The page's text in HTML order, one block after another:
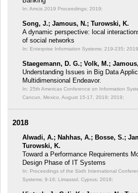
In: Amcis 2019 Proceedings; 2019;
Song, J.; Jamous, N.; Turowski, K.
A dynamic perspective: local
of social networks
In: Enterprise Information Systems; 219-235;
Staegemann, D. G.; Volk, M.;
Understanding Issues in Big Data
Multidimensional Endeavor.
In: 25th Americas Conference on Information
Cancun, Mexico, August 15-17, 2019; 2019;
2018
Alwadi, A.; Nahhas, A.; Bosse, S.;
Turowski, K.
Toward a Performance Requirements
Design Phase of IT Systems
In: Proceedings of the Sixth International
Systems; 9-16; Limassol, Cyprus; 2018;